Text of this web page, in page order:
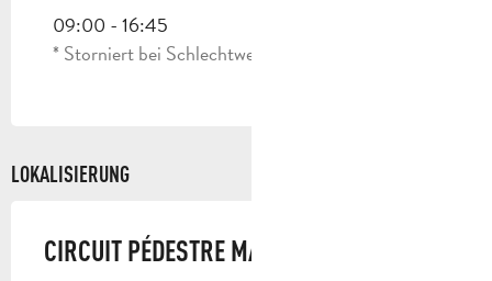
SAMSTAG 11 APRIL 2026
SAMSTAG 10 OKTOBER 2026
09:00 - 16:45
* Storniert bei Schlechtwetter
LOKALISIERUNG
CIRCUIT PÉDESTRE MARCEL PAGNOL